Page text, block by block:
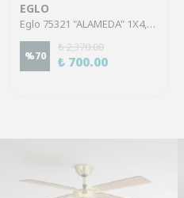
EGLO
Eglo 75321 "ALAMEDA" 1X4,5W Çelik Nikel Mat Sıva Üstü Spot
%70
₺ 2,370.00
₺ 700.00